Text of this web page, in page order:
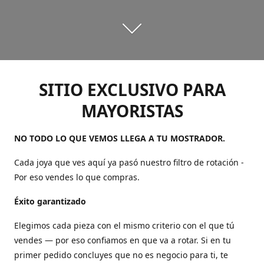
SITIO EXCLUSIVO PARA
MAYORISTAS
NO TODO LO QUE VEMOS LLEGA A TU MOSTRADOR.
Cada joya que ves aquí ya pasó nuestro filtro de rotación -
Por eso vendes lo que compras.
Éxito garantizado
Elegimos cada pieza con el mismo criterio con el que tú
vendes — por eso confiamos en que va a rotar. Si en tu
primer pedido concluyes que no es negocio para ti, te